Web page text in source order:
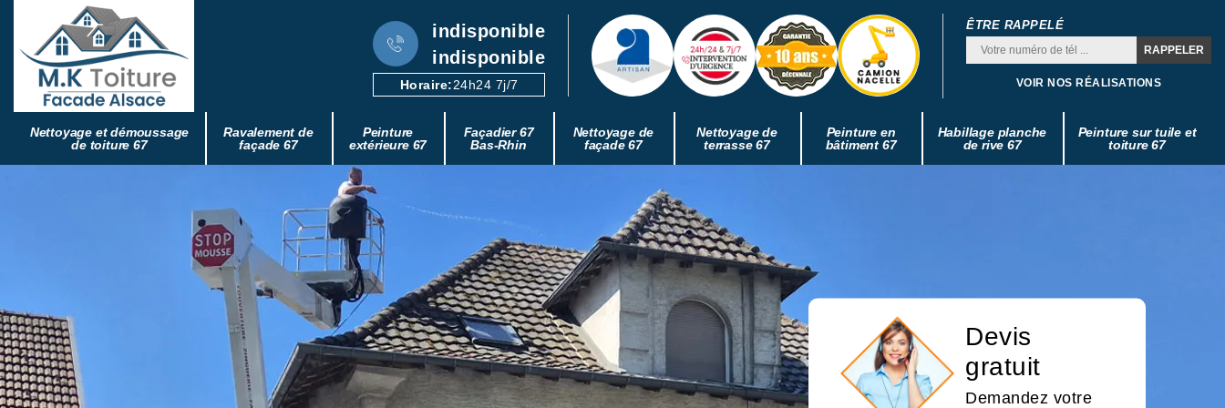
indisponible
indisponible
Horaire:24h24 7j/7
ÊTRE RAPPELÉ
VOIR NOS RÉALISATIONS
Nettoyage et démoussage
de toiture 67
Ravalement de
façade 67
Peinture
extérieure 67
Façadier 67
Bas-Rhin
Nettoyage de
façade 67
Nettoyage de
terrasse 67
Peinture en
bâtiment 67
Habillage planche
de rive 67
Peinture sur tuile et
toiture 67
Devis
gratuit
Demandez votre